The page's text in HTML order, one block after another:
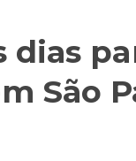
dias
São